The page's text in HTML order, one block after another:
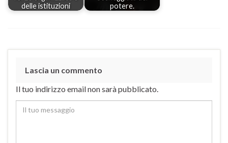
delle istituzioni
potere.
Lascia un commento
Il tuo indirizzo email non sarà pubblicato.